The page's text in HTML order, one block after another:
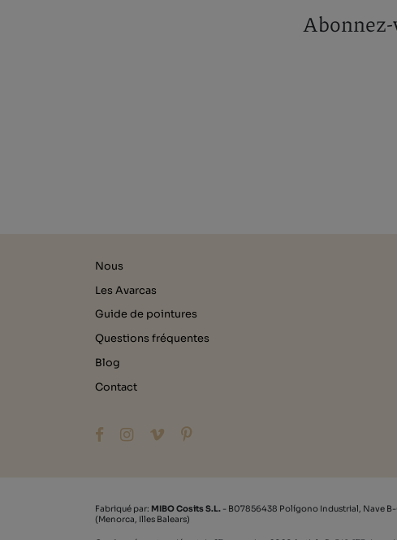
Abonnez-
Nous
Les Avarcas
Guide de pointures
Questions fréquentes
Blog
Contact
Fabriqué par: MIBO Cosits S.L. - B07856438 Polígono Industrial, Nave
(Menorca, Illes Balears)